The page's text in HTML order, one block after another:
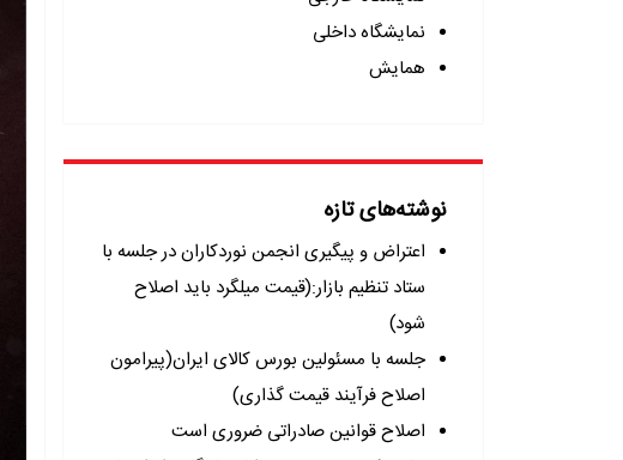
نمایشگاه داخلی
همایش
نوشته‌های تازه
اعتراض و پیگیری انجمن نوردکاران در جلسه با
ستاد تنظیم بازار:(قیمت میلگرد باید اصلاح
شود)
جلسه با مسئولین بورس کالای ایران(پیرامون
اصلاح فرآیند قیمت گذاری)
اصلاح قوانین صادراتی ضروری است